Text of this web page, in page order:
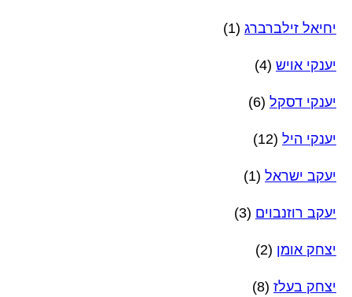
יחיאל זילברברג (1)
יענקי אויש (4)
יענקי דסקל (6)
יענקי היל (12)
יעקב ישראל (1)
יעקב רוזנבוים (3)
יצחק אומן (2)
יצחק בעלז (8)